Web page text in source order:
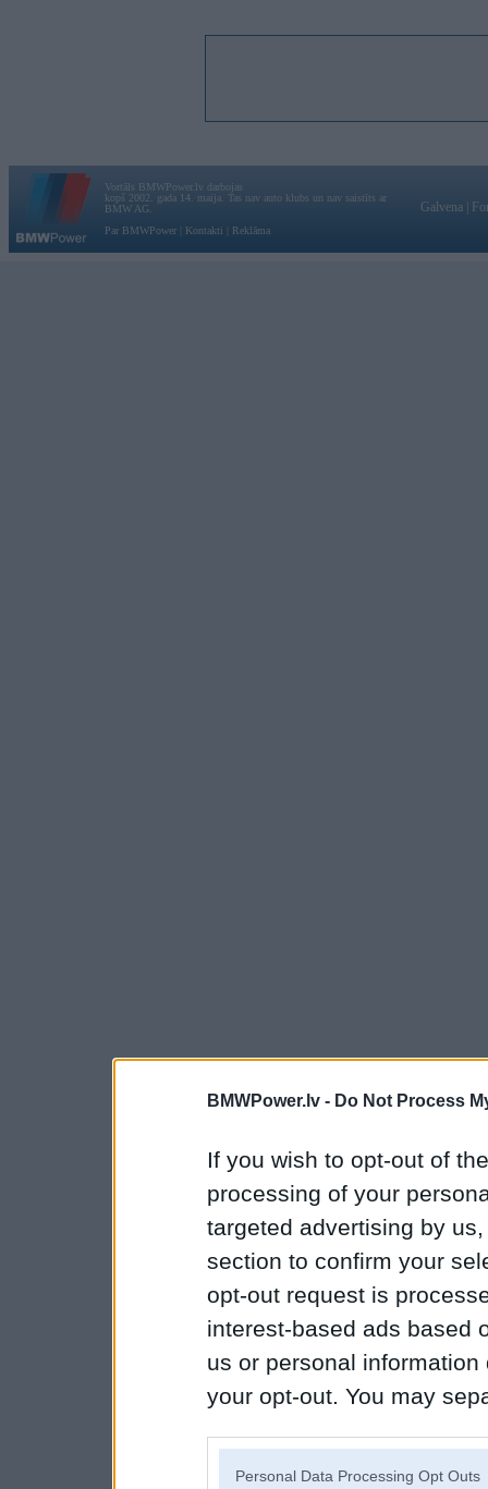
BMWPower.lv - Do Not Process
If you wish to opt-out of
processing of your
targeted advertising by
section to confirm your
opt-out request is
interest-based ads based
us or personal
your opt-out. You may
Personal Data Processing Opt Outs
Vortāls BMWPower.lv darbojas
kopš 2002. gada 14. maija. Tas nav auto klubs un nav saistīts ar
BMW AG.
Par BMWPower
Kontakti Reklāma
Galvena